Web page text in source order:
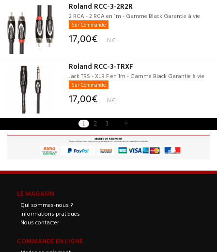
Roland RCC-3-2R2R
2 RCA - 2 RCA en 1m - Gamme Black Garantie à vie
Sur Commande
17,00€ N.C.
Roland RCC-3-TRXF
Jack TRS - XLR F en 1m - Gamme Black Garantie à vie
Sur Commande
17,00€ N.C.
1 2 3 >
LE MAGASIN
Qui sommes-nous ?
Informations pratiques
Nous contacter
COMMANDE EN LIGNE